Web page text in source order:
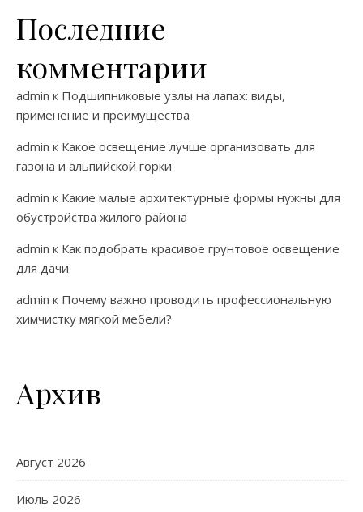
Последние
комментарии
admin к Подшипниковые узлы на лапах: виды,
применение и преимущества
admin к Какое освещение лучше организовать для
газона и альпийской горки
admin к Какие малые архитектурные формы нужны для
обустройства жилого района
admin к Как подобрать красивое грунтовое освещение
для дачи
admin к Почему важно проводить профессиональную
химчистку мягкой мебели?
Архив
Август 2026
Июль 2026